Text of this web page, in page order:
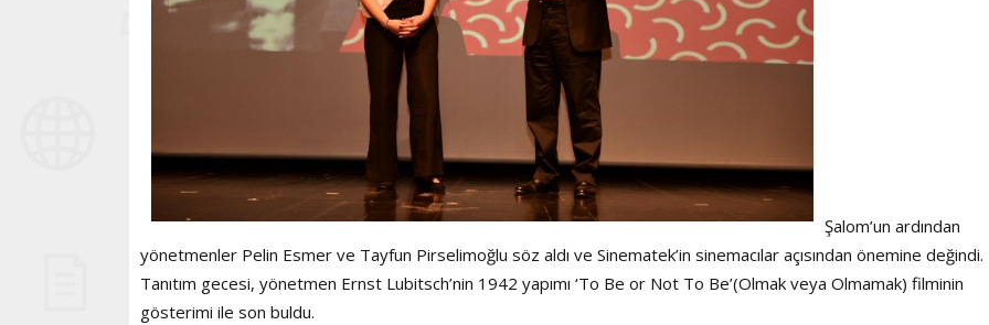
Şalom’un ardından
yönetmenler Pelin Esmer ve Tayfun Pirselimoğlu söz aldı ve Sinematek’in sinemacılar açısından önemine değindi.
Tanıtım gecesi, yönetmen Ernst Lubitsch’nin 1942 yapımı ‘To Be or Not To Be’(Olmak veya Olmamak) filminin
gösterimi ile son buldu.